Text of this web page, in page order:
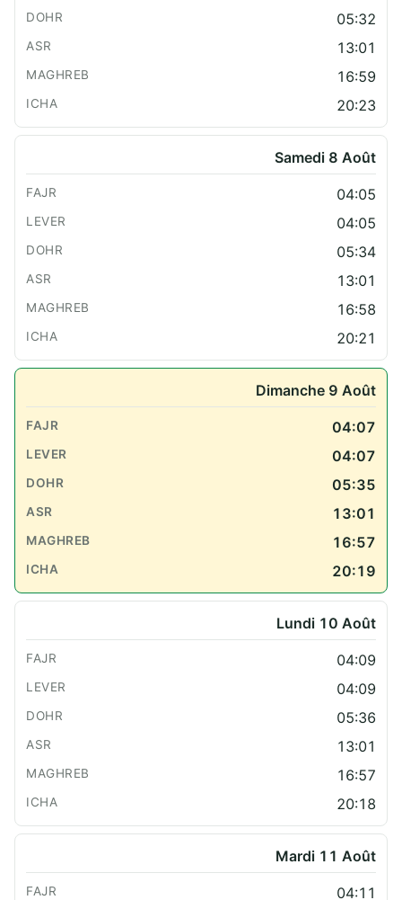
05:32
13:01
16:59
20:23
Samedi 8 Août
04:05
04:05
05:34
13:01
16:58
20:21
Dimanche 9 Août
04:07
04:07
05:35
13:01
16:57
20:19
Lundi 10 Août
04:09
04:09
05:36
13:01
16:57
20:18
Mardi 11 Août
04:11